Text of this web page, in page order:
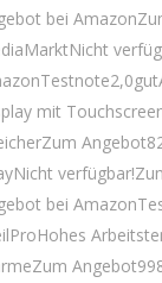
bei
mit
bei